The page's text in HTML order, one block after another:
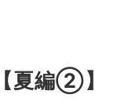
夏編②】